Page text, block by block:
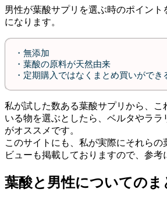
男性が葉酸サプリを選ぶ時のポイント
になります。
・無添加
・葉酸の原料が天然由来
・定期購入ではなくまとめ買いができ
私が試した数ある葉酸サプリから、こ
いる物を選ぶとしたら、ベルタやララ
がオススメです。
このサイトにも、私が実際にそれらの
ビューも掲載しておりますので、参考
葉酸と男性についてのま